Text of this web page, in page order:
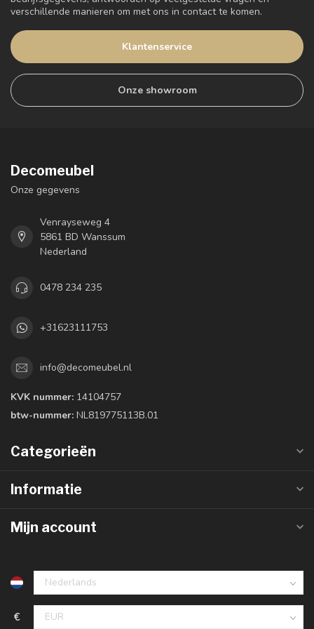
verschillende manieren om met ons in contact te komen.
Klantenservice
Onze showroom
Decomeubel
Onze gegevens
Venrayseweg 4
5861 BD Wanssum
Nederland
0478 234 235
+31623111753
info@decomeubel.nl
KVK nummer: 14104757
btw-nummer: NL819775113B.01
Categorieën
Informatie
Mijn account
€